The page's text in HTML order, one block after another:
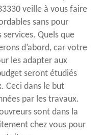
veille à vous faire
sans pour
Quels que
d’abord, car votre
les adapter aux
seront étudiés
Ceci dans le but
par les travaux.
sont dans la
chez vous pour